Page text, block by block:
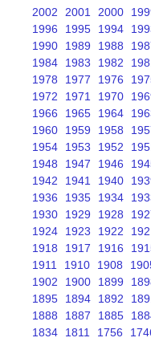
2002
2001 2000
1996
1995 1994
1990
1989 1988
1984
1983 1982
1978
1977 1976
1972
1971 1970
1966
1965 1964
1960
1959 1958
1954
1953 1952
1948
1947 1946
1942
1941 1940
1936
1935 1934
1930
1929 1928
1924
1923 1922
1918
1917 1916
1911
1910 1908
1902
1900 1899
1895
1894 1892
1888
1887 1885
1834
1811 1756